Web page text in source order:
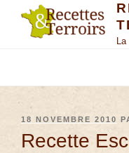
18 NOVEMBRE 2010
Recette